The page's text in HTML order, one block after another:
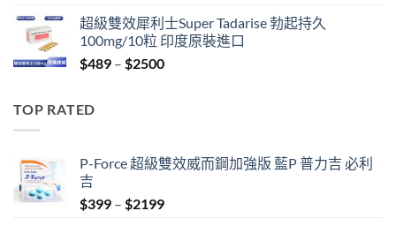
$799
through
$2099
超級雙效犀利士Super Tadarise 勃起持久
100mg/10粒 印度原裝進口
$489 – $2500Price
TOP RATED
P-Force 超級雙效威而鋼加強版 藍P 普力吉 必利
吉
$399 – $2199Price